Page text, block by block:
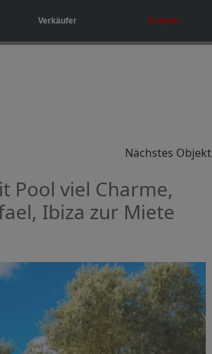
Verkäufer Kontakt
Nächstes Objekt
Pool viel Charme,
Ibiza zur Miete